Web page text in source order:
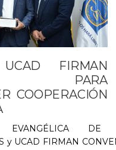
FIRMAN
PARA
COOPERACIÓN
EVANGÉLICA DE
y UCAD FIRMAN